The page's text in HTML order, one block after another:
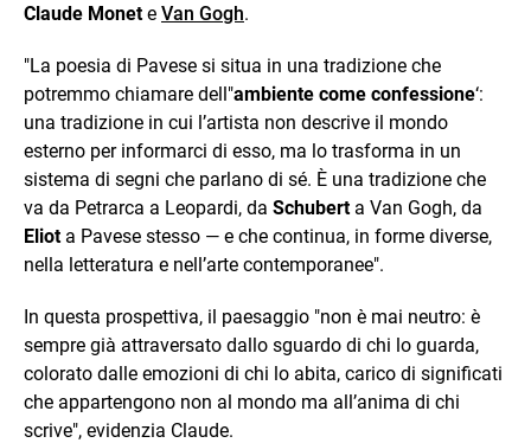
Claude Monete Van Gogh.
"La poesia di Pavese si situa in una tradizione che
potremmo chiamare dell"ambiente come confessione‘:
una tradizione in cui l’artista non descrive il mondo
esterno per informarci di esso, ma lo trasforma in un
sistema di segni che parlano di sé. È una tradizione che
va da Petrarca a Leopardi, da Schuberta Van Gogh, da
Eliota Pavese stesso — e che continua, in forme diverse,
nella letteratura e nell’arte contemporanee".
In questa prospettiva, il paesaggio "non è mai neutro: è
sempre già attraversato dallo sguardo di chi lo guarda,
colorato dalle emozioni di chi lo abita, carico di significati
che appartengono non al mondo ma all’anima di chi
scrive", evidenzia Claude.